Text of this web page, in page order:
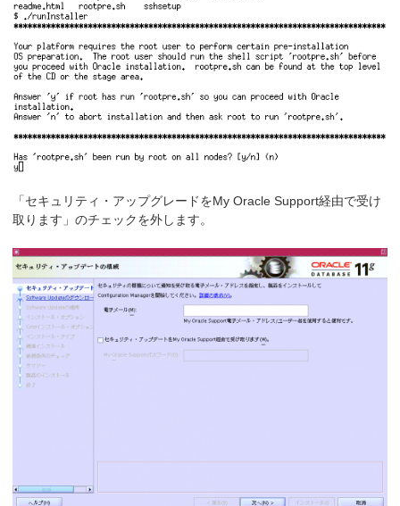
「セキュリティ・アップグレードをMy Oracle Support経由で受け
取ります」のチェックを外します。